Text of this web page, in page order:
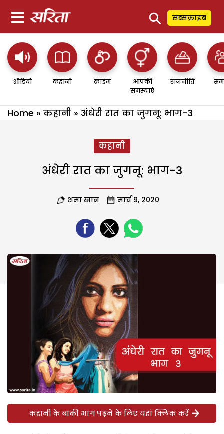
⚲ सब्सक्राइब
ऑडियो कहानी क्राइम
आपकी
समस्याएं
राजनीति
Home » कहानी » अंधेरी रात का जुगनू: भाग-3
कहानी
अंधेरी रात का जुगनू: भाग-3
शमा खान मार्च 9, 2020
कहानी के बाकी भाग पढ़ने के लिए यहां क्लिक करें